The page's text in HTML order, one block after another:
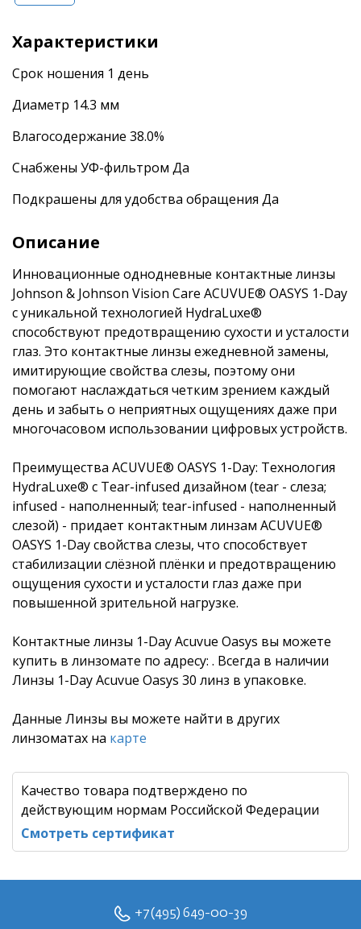
Характеристики
Срок ношения 1 день
Диаметр 14.3 мм
Влагосодержание 38.0%
Снабжены УФ-фильтром Да
Подкрашены для удобства обращения Да
Описание
Инновационные однодневные контактные линзы
Johnson & Johnson Vision Care ACUVUE® OASYS 1-Day
с уникальной технологией HydraLuxe®
способствуют предотвращению сухости и усталости
глаз. Это контактные линзы ежедневной замены,
имитирующие свойства слезы, поэтому они
помогают наслаждаться четким зрением каждый
день и забыть о неприятных ощущениях даже при
многочасовом использовании цифровых устройств.
Преимущества ACUVUE® OASYS 1-Day: Технология
HydraLuxe® с Tear-infused дизайном (tear - слеза;
infused - наполненный; tear-infused - наполненный
слезой) - придает контактным линзам ACUVUE®
OASYS 1-Day свойства слезы, что способствует
стабилизации слёзной плёнки и предотвращению
ощущения сухости и усталости глаз даже при
повышенной зрительной нагрузке.
Контактные линзы 1-Day Acuvue Oasys вы можете
купить в линзомате по адресу: . Всегда в наличии
Линзы 1-Day Acuvue Oasys 30 линз в упаковке.
Данные Линзы вы можете найти в других
линзоматах на карте
Качество товара подтверждено по
действующим нормам Российской Федерации
Смотреть сертификат
+7 (495) 649-00-39